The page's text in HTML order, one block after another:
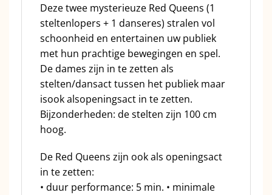
Deze twee mysterieuze Red Queens (1
steltenlopers + 1 danseres) stralen vol
schoonheid en entertainen uw publiek
met hun prachtige bewegingen en spel.
De dames zijn in te zetten als
stelten/dansact tussen het publiek maar
isook alsopeningsact in te zetten.
Bijzonderheden: de stelten zijn 100 cm
hoog.
De Red Queens zijn ook als openingsact
in te zetten:
• duur performance: 5 min. • minimale